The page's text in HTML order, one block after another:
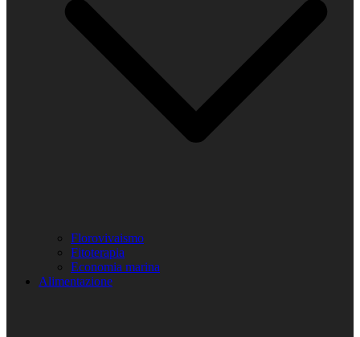
Florovivaismo
Fitoterapia
Economia marina
Alimentazione